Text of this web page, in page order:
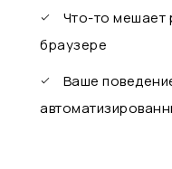
Что-то мешает
браузере
Ваше